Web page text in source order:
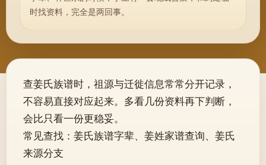
时找资料，完全是两回事。
查姜氏族谱时，祖源与迁徙信息常常分开记录，
不容易直接对应起来。多看几份资料再下判断，
会比只看一份更稳妥。
常见查找：姜氏族谱字辈、姜姓家谱查询、姜氏
来源分支